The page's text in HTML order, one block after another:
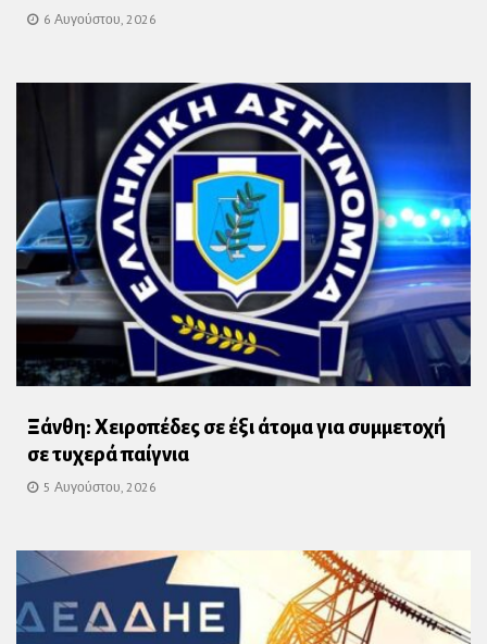
6 Αυγούστου, 2026
Ξάνθη: Χειροπέδες σε έξι άτομα για συμμετοχή
σε τυχερά παίγνια
5 Αυγούστου, 2026